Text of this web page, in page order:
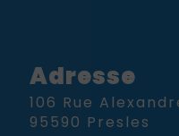
Adresse
106 Rue Alexandre Prachay,
95590 Presles